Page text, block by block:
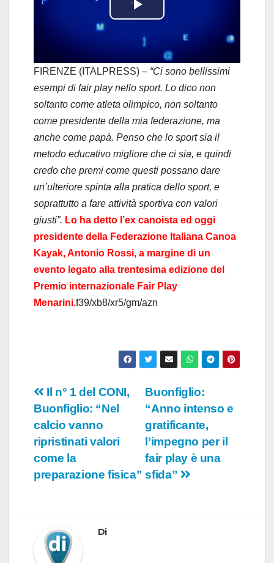
P
l
a
y
V
i
d
e
o
FIRENZE (ITALPRESS) – “Ci sono bellissimi
esempi di fair play nello sport. Lo dico non
soltanto come atleta olimpico, non soltanto
come presidente della mia federazione, ma
anche come papà. Penso che lo sport sia il
metodo educativo migliore che ci sia, e quindi
credo che premi come questi possano dare
un’ulteriore spinta alla pratica dello sport, e
soprattutto a fare attività sportiva con valori
giusti”. Lo ha detto l’ex canoista ed oggi
presidente della Federazione Italiana Canoa
Kayak, Antonio Rossi, a margine di un
evento legato alla trentesima edizione del
Premio internazionale Fair Play
Menarini.f39/xb8/xr5/gm/azn
Navigazione
articoli
Buonfiglio:
“Anno intenso e
gratificante,
l’impegno per il
fair play è una
sfida”
Il n° 1 del CONI,
Buonfiglio: “Nel
calcio vanno
ripristinati valori
come la
preparazione fisica”
Di